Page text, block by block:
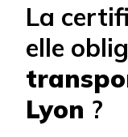
La
elle
Lyon ?